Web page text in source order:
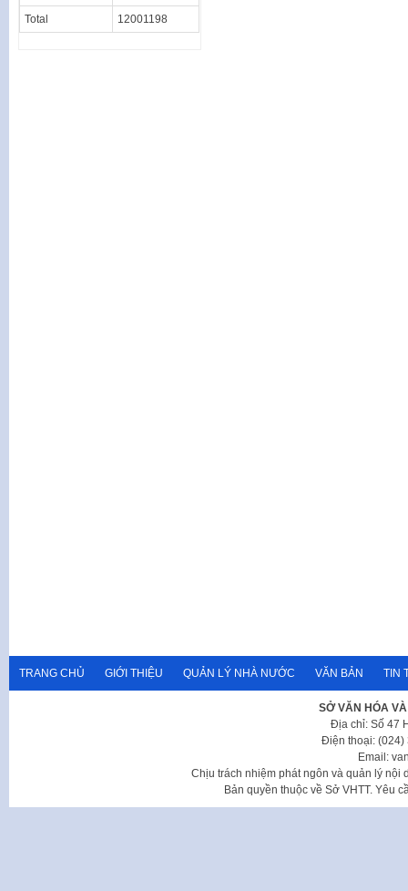
Total 12001198
TRANG CHỦ GIỚI THIỆU QUẢN LÝ NHÀ NƯỚC VĂN BẢN TIN
SỞ VĂN HÓA
Địa chỉ: Số 47
Điện thoại: (024)
Email:
Chịu trách nhiệm phát ngôn và quản lý nội
Bản quyền thuộc về Sở VHTT. Yêu